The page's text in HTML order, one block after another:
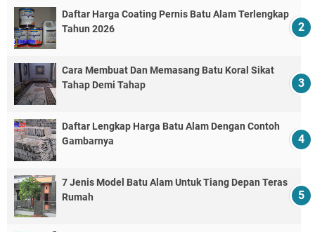
Daftar Harga Coating Pernis Batu Alam Terlengkap
Tahun 2026
Cara Membuat Dan Memasang Batu Koral Sikat
Tahap Demi Tahap
Daftar Lengkap Harga Batu Alam Dengan Contoh
Gambarnya
7 Jenis Model Batu Alam Untuk Tiang Depan Teras
Rumah